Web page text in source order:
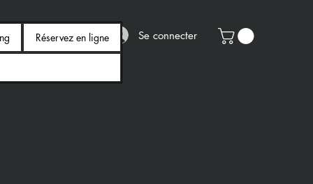
Se connecter
Réservez en ligne